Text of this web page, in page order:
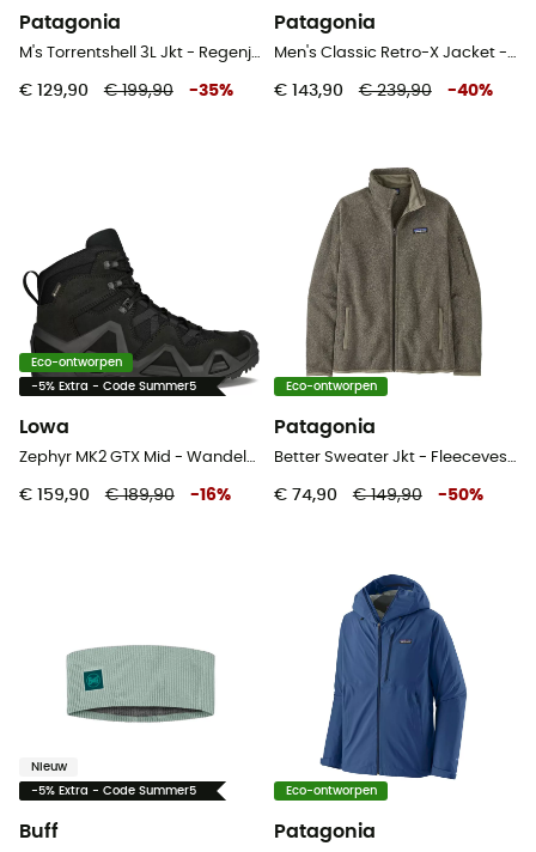
Patagonia
M's Torrentshell 3L Jkt - Regenjack - Heren
€ 129,90 € 199,90 -35%
Patagonia
Men's Classic Retro-X Jacket - Fleecevest - Heren
€ 143,90 € 239,90 -40%
Eco-ontworpen
-5% Extra - Code Summer5
Lowa
Zephyr MK2 GTX Mid - Wandelschoenen
€ 159,90 € 189,90 -16%
Eco-ontworpen
Patagonia
Better Sweater Jkt - Fleecevest - Dames
€ 74,90 € 149,90 -50%
Nieuw
-5% Extra - Code Summer5
Buff
Eco-ontworpen
Patagonia